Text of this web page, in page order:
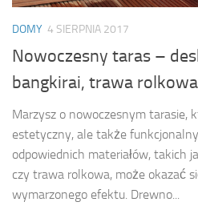
DOMY 4 SIERPNIA 2017
Nowoczesny taras –
bangkirai, trawa rolkowa
Marzysz o nowoczesnym tarasie,
estetyczny, ale także
odpowiednich materiałów, takich
czy trawa rolkowa, może okazać
wymarzonego efektu. Drewno...